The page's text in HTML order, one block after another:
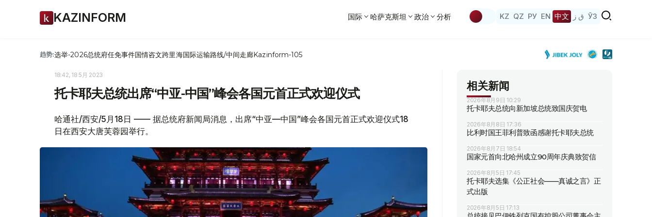
KAZINFORM 国际 哈萨克斯坦 政治 分析 KZ QZ РУ EN 中文 ق ز ЎЗ
趋势:选举-2026总统府任免事件国情咨文跨里海国际运输路线/中间走廊Kazinform-105
18:42, 18 5月 2023
托卡耶夫总统出席“中亚-中国”峰会各国元首正式欢迎仪式
哈通社/西安/5月18日 —— 据总统府新闻局消息，出席“中亚—中国”峰会各国元首正式欢迎仪式18
日在西安大唐芙蓉园举行。
相关新闻
2026年8月9日 10:29
托卡耶夫总统向新加坡总统致国庆贺电
2026年8月8日 17:36
比利时国王菲利普致函感谢托卡耶夫总统
2026年8月7日 18:54
国家元首向北哈州成立90周年庆典致贺信
2026年8月5日 17:45
托卡耶夫选集《公正社会——真诚之言》正
式出版
2026年8月5日 17:13